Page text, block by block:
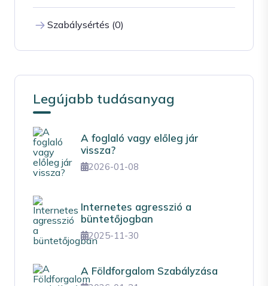
Szabálysértés (0)
Legújabb tudásanyag
A foglaló vagy előleg jár
vissza?
2026-01-08
Internetes agresszió a
büntetőjogban
2025-11-30
A Földforgalom Szabályzása